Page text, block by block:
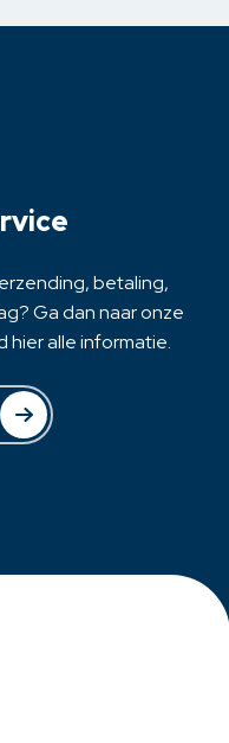
betaling,
Ga dan naar onze
hier alle informatie.